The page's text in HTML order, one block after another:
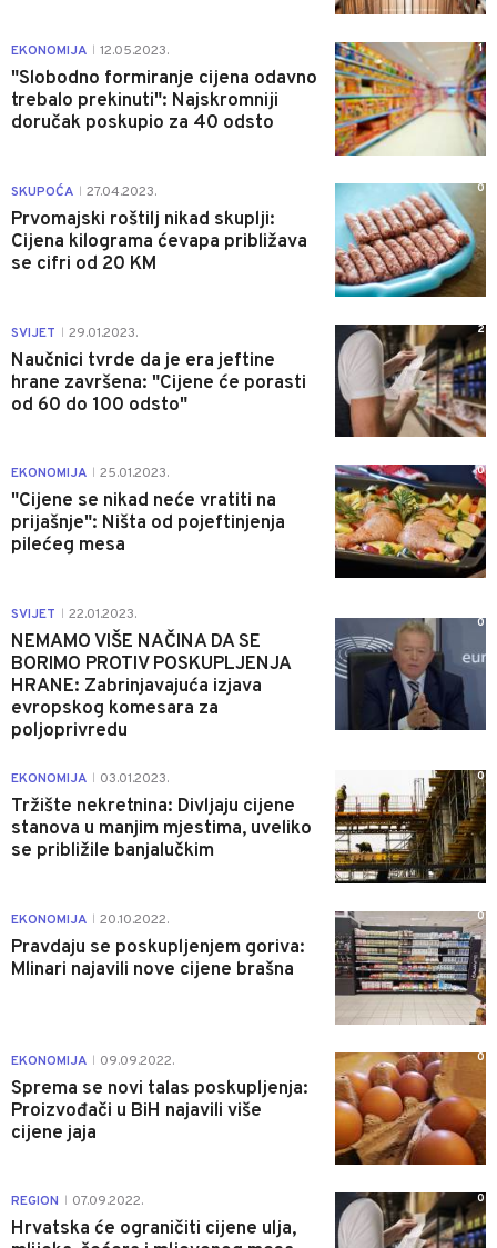
EKONOMIJA 12.05.2023.
"Slobodno formiranje cijena odavno
trebalo prekinuti": Najskromniji
doručak poskupio za 40 odsto
1
SKUPOĆA 27.04.2023.
Prvomajski roštilj nikad skuplji:
Cijena kilograma ćevapa približava
se cifri od 20 KM
0
SVIJET 29.01.2023.
Naučnici tvrde da je era jeftine
hrane završena: "Cijene će porasti
od 60 do 100 odsto"
2
EKONOMIJA 25.01.2023.
"Cijene se nikad neće vratiti na
prijašnje": Ništa od pojeftinjenja
pilećeg mesa
0
SVIJET 22.01.2023.
NEMAMO VIŠE NAČINA DA SE
BORIMO PROTIV POSKUPLJENJA
HRANE: Zabrinjavajuća izjava
evropskog komesara za
poljoprivredu
0
EKONOMIJA 03.01.2023.
Tržište nekretnina: Divljaju cijene
stanova u manjim mjestima, uveliko
se približile banjalučkim
0
EKONOMIJA 20.10.2022.
Pravdaju se poskupljenjem goriva:
Mlinari najavili nove cijene brašna
0
EKONOMIJA 09.09.2022.
Sprema se novi talas poskupljenja:
Proizvođači u BiH najavili više
cijene jaja
0
REGION 07.09.2022.
Hrvatska će ograničiti cijene ulja,
0